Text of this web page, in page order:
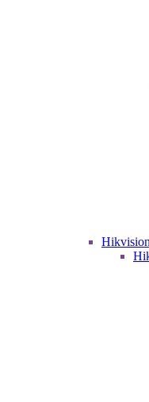
Hikvision